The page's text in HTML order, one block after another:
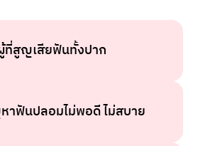
ที่สูญเสียฟันทั้งปาก
ฟันปลอมไม่พอดี ไม่สบาย